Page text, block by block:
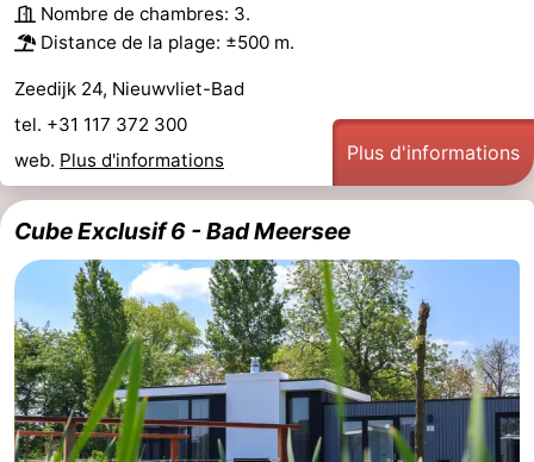
Médicales
Région
Zeeland
Walcheren
-
Veere
-
Domburg
Zoutelande
-
Vlissingen
-
Nombre de chambres: 3.
Distance de la plage: ±500 m.
Zeedijk 24, Nieuwvliet-Bad
tel. +31 117 372 300
web. Plus d'informations Plus d'informations
Cube Exclusif 6 - Bad Meersee